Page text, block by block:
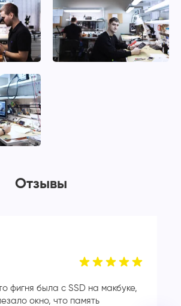
Отзывы
фигня была с SSD на макбуке,
окно, что память